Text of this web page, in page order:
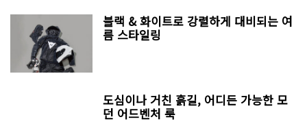
블랙 & 화이트로 강렬하게 대비되는 여
름 스타일링
도심이나 거친 흙길, 어디든 가능한 모
던 어드벤처 룩